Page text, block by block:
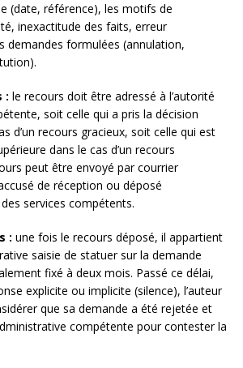
(date, référence), les motifs de
inexactitude des faits, erreur
demandes formulées (annulation,
: le recours doit être adressé à l’autorité
soit celle qui a pris la décision
d’un recours gracieux, soit celle qui est
dans le cas d’un recours
peut être envoyé par courrier
de réception ou déposé
services compétents.
: une fois le recours déposé, il appartient
saisie de statuer sur la demande
fixé à deux mois. Passé ce délai,
explicite ou implicite (silence), l’auteur
que sa demande a été rejetée et
compétente pour contester la